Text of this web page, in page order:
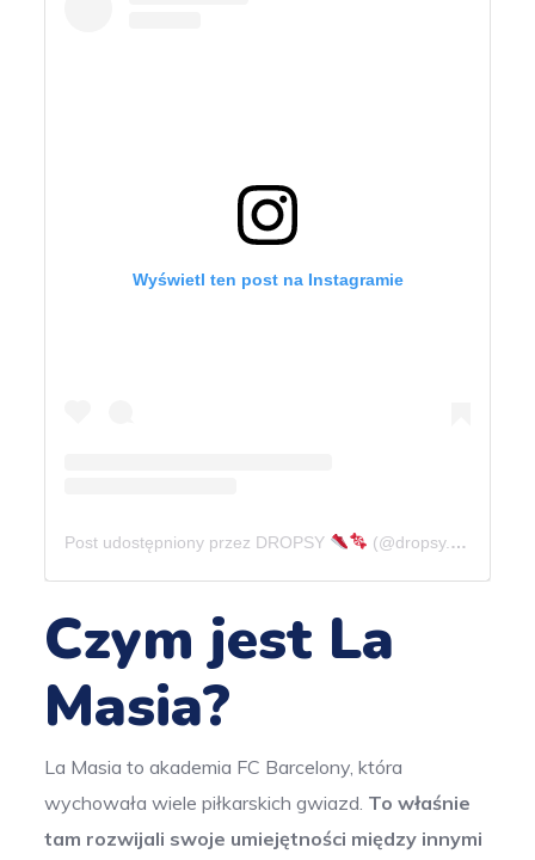
Wyświetl ten post na Instagramie
Post udostępniony przez DROPSY (@dropsy.app)
Czym jest La
Masia?
La Masia to akademia FC Barcelony, która
wychowała wiele piłkarskich gwiazd. To właśnie
tam rozwijali swoje umiejętności między innymi